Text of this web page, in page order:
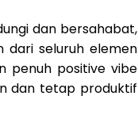
dan bersahabat,
dari seluruh elemen
penuh positive vibe
dan tetap produktif